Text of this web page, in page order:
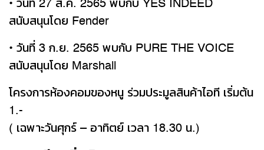
• วันที่ 27 ส.ค. 2565 พบกับ YES INDEED
สนับสนุนโดย Fender
• วันที่ 3 ก.ย. 2565 พบกับ PURE THE VOICE
สนับสนุนโดย Marshall
โครงการห้องคอมของหนู ร่วมประมูลสินค้าไอที เริ่มต้น
1.-
( เฉพาะวันศุกร์ – อาทิตย์ เวลา 18.30 น.)